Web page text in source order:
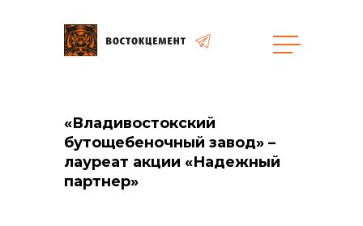
общая информация
«Владивостокский
бутощебеночный завод» –
лауреат акции «Надежный
партнер»